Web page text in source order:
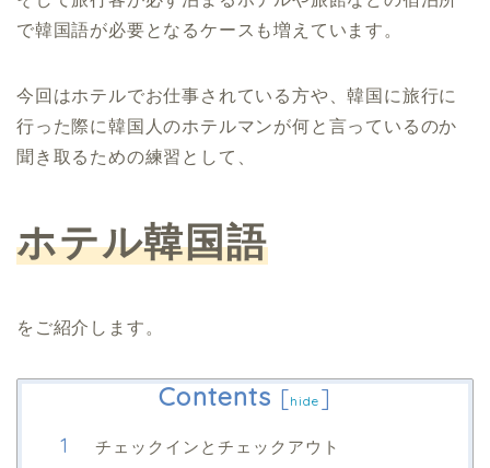
で韓国語が必要となるケースも増えています。
今回はホテルでお仕事されている方や、韓国に旅行に
行った際に韓国人のホテルマンが何と言っているのか
聞き取るための練習として、
ホテル韓国語
をご紹介します。
Contents [hide ]
チェックインとチェックアウト